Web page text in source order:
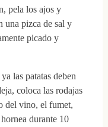
pela los ajos y
una pizca de sal y
picado y
las patatas deben
coloca las rodajas
del vino, el fumet,
durante 10